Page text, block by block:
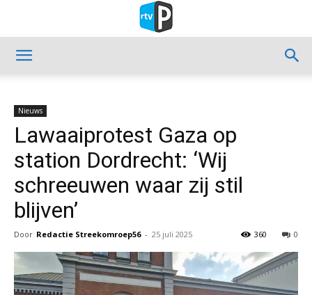
Nieuws
Lawaaiprotest Gaza op
station Dordrecht: ‘Wij
schreeuwen waar zij stil
blijven’
Door Redactie Streekomroep56 - 25 juli 2025 0
360